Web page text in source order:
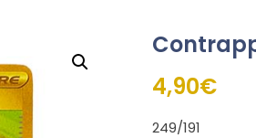
4,90€
249/191